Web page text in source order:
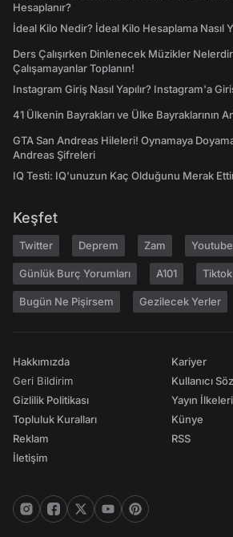
Hesaplanır?
İdeal Kilo Nedir? İdeal Kilo Hesaplama Nasıl
Ders Çalışırken Dinlenecek Müzikler
Çalışamayanlar Toplanın!
Instagram Giriş Nasıl Yapılır? Instagram'a
41 Ülkenin Bayrakları ve Ülke Bayraklarının
GTA San Andreas Hileleri! Oynamaya
Andreas Şifreleri
IQ Testi: IQ'unuzun Kaç Olduğunu Merak
Keşfet
Twitter Deprem Zam Youtube
Günlük Burç Yorumları A101 Tiktok
Bugün Ne Pişirsem Gezilecek Yerler
Hakkımızda
Geri Bildirim
Gizlilik Politikası
Topluluk Kuralları
Reklam
İletişim
Kariyer
Kullanıcı
Yayın İlkeleri
Künye
RSS